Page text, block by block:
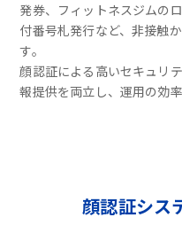
発券、フィットネスジムの
付番号札発行など、非接触
す。
顔認証による高いセキュリ
報提供を両立し、運用の効
顔認証シス